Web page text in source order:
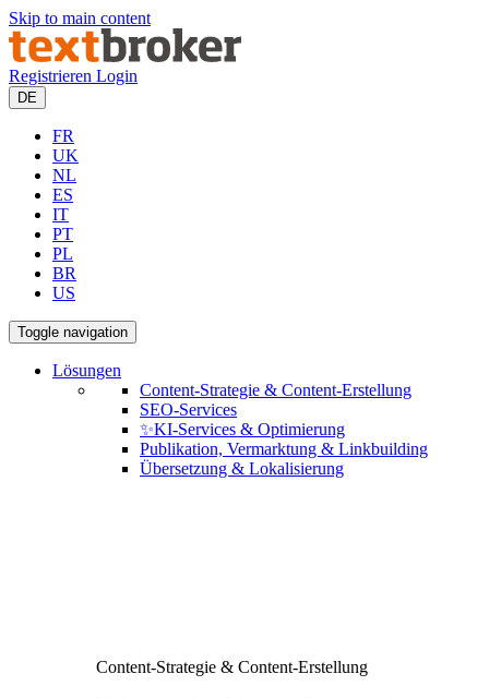
Skip to main content
Registrieren Login
DE
FR
UK
NL
ES
IT
PT
PL
BR
US
Toggle navigation
Lösungen
Content-Strategie & Content-Erstellung
SEO-Services
✨KI-Services & Optimierung
Publikation, Vermarktung & Linkbuilding
Übersetzung & Lokalisierung
Content-Strategie & Content-Erstellung